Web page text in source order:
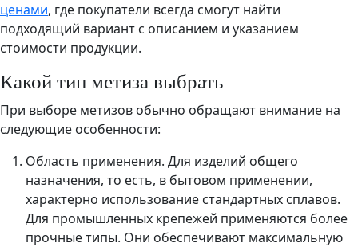
ценами, где покупатели всегда смогут найти
подходящий вариант с описанием и указанием
стоимости продукции.
Какой тип метиза выбрать
При выборе метизов обычно обращают внимание на
следующие особенности:
Область применения. Для изделий общего
назначения, то есть, в бытовом применении,
характерно использование стандартных сплавов.
Для промышленных крепежей применяются более
прочные типы. Они обеспечивают максимальную